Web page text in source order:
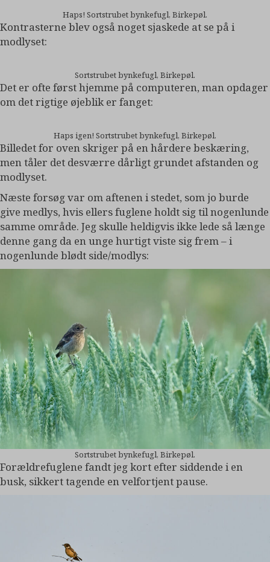
Haps! Sortstrubet bynkefugl, Birkepøl.
Kontrasterne blev også noget sjaskede at se på i
modlyset:
Sortstrubet bynkefugl, Birkepøl.
Det er ofte først hjemme på computeren, man opdager
om det rigtige øjeblik er fanget:
Haps igen! Sortstrubet bynkefugl, Birkepøl.
Billedet for oven skriger på en hårdere beskæring,
men tåler det desværre dårligt grundet afstanden og
modlyset.
Næste forsøg var om aftenen i stedet, som jo burde
give medlys, hvis ellers fuglene holdt sig til nogenlunde
samme område. Jeg skulle heldigvis ikke lede så længe
denne gang da en unge hurtigt viste sig frem – i
nogenlunde blødt side/modlys:
Sortstrubet bynkefugl, Birkepøl.
Forældrefuglene fandt jeg kort efter siddende i en
busk, sikkert tagende en velfortjent pause.